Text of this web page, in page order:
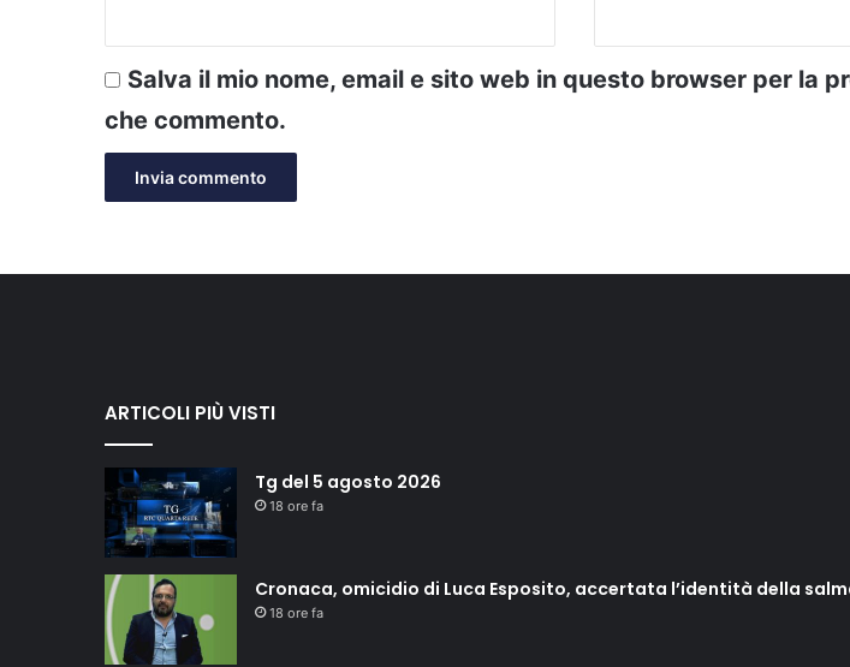
Salva il mio nome, email e sito web in questo browser per la
che commento.
ARTICOLI PIÙ VISTI
Tg del 5 agosto 2026
18 ore fa
Cronaca, omicidio di Luca Esposito, accertata l’identità della
18 ore fa